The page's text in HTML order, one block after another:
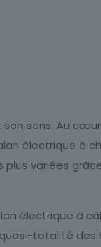
sens. Au
électrique à
variées
électrique à
totalité des